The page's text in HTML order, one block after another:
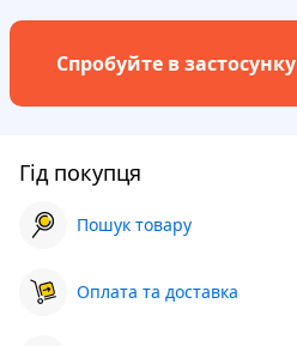
Спробуйте в застосунку
Гід покупця
Пошук товару
Оплата та доставка